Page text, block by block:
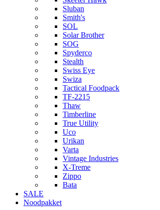
Sluban
Smith's
SOL
Solar Brother
SOG
Spyderco
Stealth
Swiss Eye
Swiza
Tactical Foodpack
TF-2215
Thaw
Timberline
True Utility
Uco
Urikan
Varta
Vintage Industries
X-Treme
Zippo
Bata
SALE
Noodpakket